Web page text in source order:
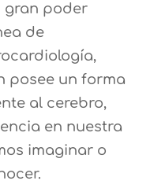
gran poder
de
posee un forma
al cerebro,
en nuestra
imaginar o